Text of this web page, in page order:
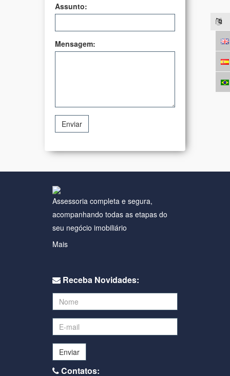
Assunto:
Mensagem:
Enviar
Assessoria completa e segura,
acompanhando todas as etapas do
seu negócio imobiliário
Mais
Receba Novidades:
Enviar
Contatos: